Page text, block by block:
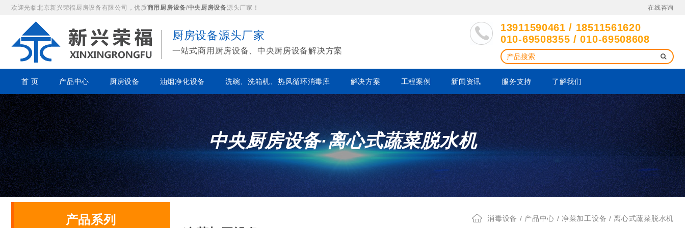
欢迎光临北京新兴荣福厨房设备有限公司，优质商用厨房设备/中央厨房设备源头厂家！ 在线咨询
厨房设备源头厂家
一站式商用厨房设备、中央厨房设备解决方案
13911590461 / 18511561620
010-69508355 / 010-69508608
首 页 产品中心 厨房设备 油烟净化设备 洗碗、洗箱机、热风循环消毒库 解决方案 工程案例 新闻资讯 服务支持 了解我们
中央厨房设备·离心式蔬菜脱水机
产品系列 消毒设备 / 产品中心 /净菜加工设备 / 离心式蔬菜脱水机